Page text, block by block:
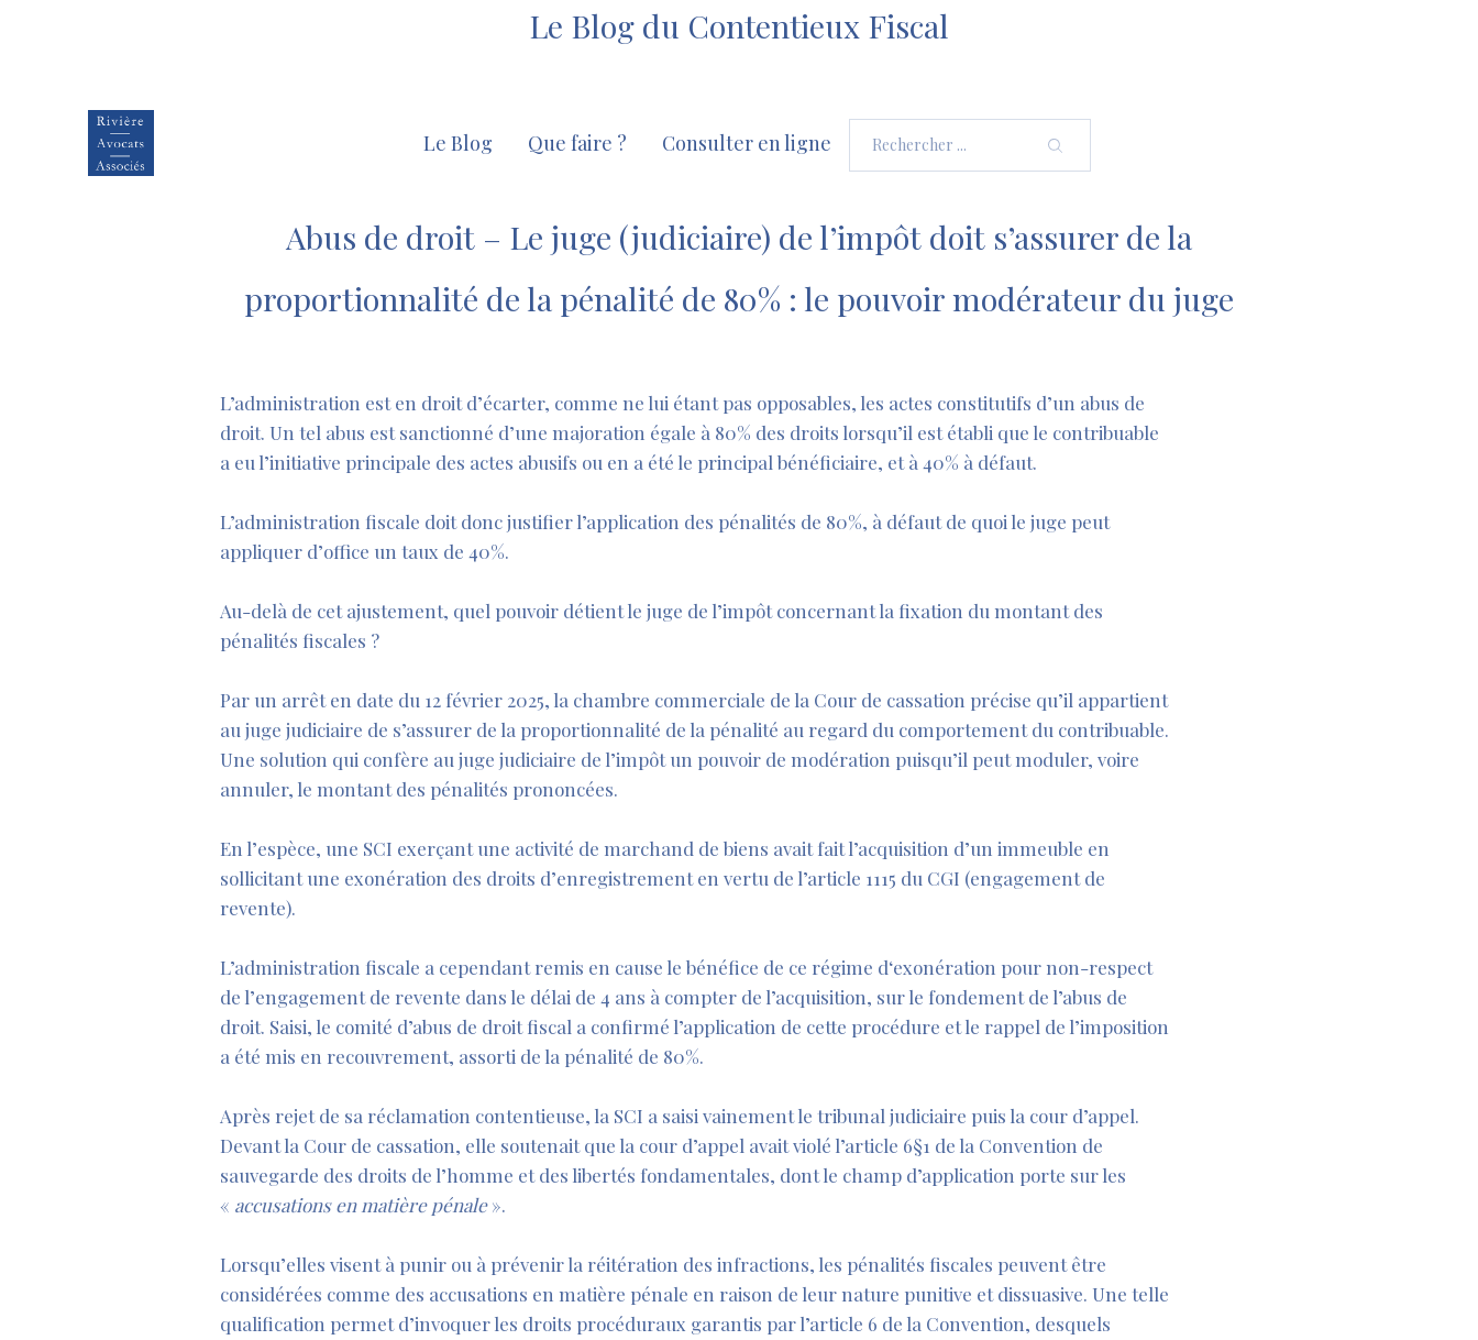
Le Blog du Contentieux Fiscal
Le Blog Que faire ? Consulter en ligne
Abus de droit – Le juge (judiciaire) de l’impôt doit s’assurer de la
proportionnalité de la pénalité de 80% : le pouvoir modérateur du juge
L’administration est en droit d’écarter, comme ne lui étant pas opposables, les actes constitutifs d’un abus de
droit. Un tel abus est sanctionné d’une majoration égale à 80% des droits lorsqu’il est établi que le contribuable
a eu l’initiative principale des actes abusifs ou en a été le principal bénéficiaire, et à 40% à défaut.
L’administration fiscale doit donc justifier l’application des pénalités de 80%, à défaut de quoi le juge peut
appliquer d’office un taux de 40%.
Au-delà de cet ajustement, quel pouvoir détient le juge de l’impôt concernant la fixation du montant des
pénalités fiscales ?
Par un arrêt en date du 12 février 2025, la chambre commerciale de la Cour de cassation précise qu’il appartient
au juge judiciaire de s’assurer de la proportionnalité de la pénalité au regard du comportement du contribuable.
Une solution qui confère au juge judiciaire de l’impôt un pouvoir de modération puisqu’il peut moduler, voire
annuler, le montant des pénalités prononcées.
En l’espèce, une SCI exerçant une activité de marchand de biens avait fait l’acquisition d’un immeuble en
sollicitant une exonération des droits d’enregistrement en vertu de l’article 1115 du CGI (engagement de
revente).
L’administration fiscale a cependant remis en cause le bénéfice de ce régime d‘exonération pour non-respect
de l’engagement de revente dans le délai de 4 ans à compter de l’acquisition, sur le fondement de l’abus de
droit. Saisi, le comité d’abus de droit fiscal a confirmé l’application de cette procédure et le rappel de l’imposition
a été mis en recouvrement, assorti de la pénalité de 80%.
Après rejet de sa réclamation contentieuse, la SCI a saisi vainement le tribunal judiciaire puis la cour d’appel.
Devant la Cour de cassation, elle soutenait que la cour d’appel avait violé l’article 6§1 de la Convention de
sauvegarde des droits de l’homme et des libertés fondamentales, dont le champ d’application porte sur les
« accusations en matière pénale».
Lorsqu’elles visent à punir ou à prévenir la réitération des infractions, les pénalités fiscales peuvent être
considérées comme des accusations en matière pénale en raison de leur nature punitive et dissuasive. Une telle
qualification permet d’invoquer les droits procéduraux garantis par l’article 6 de la Convention, desquels